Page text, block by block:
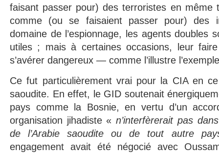
faisant passer pour) des terroristes en même
comme (ou se faisaient passer pour) des
domaine de l’espionnage, les agents doubles
utiles ; mais à certaines occasions, leur
s’avérer dangereux — comme l’illustre
Ce fut particulièrement vrai pour la CIA en ce
saoudite. En effet, le GID soutenait
pays comme la Bosnie, en vertu d’un
organisation jihadiste «n’interfèrerait pas
de l’Arabie saoudite ou de tout autre
engagement avait été négocié avec